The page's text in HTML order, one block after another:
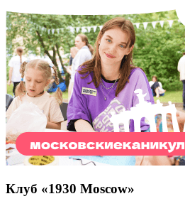
Клуб «1930 Moscow»